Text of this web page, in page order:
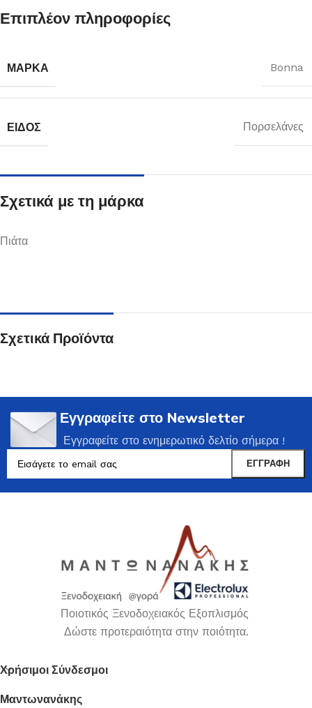
Επιπλέον πληροφορίες
ΜΆΡΚΑ Bonna
ΕΊΔΟΣ Πορσελάνες
Σχετικά με τη μάρκα
Πιάτα
Σχετικά Προϊόντα
Εγγραφείτε στο Newsletter
Εγγραφείτε στο ενημερωτικό δελτίο σήμερα !
Ποιοτικός Ξενοδοχειακός Εξοπλισμός
Δώστε προτεραιότητα στην ποιότητα.
Χρήσιμοι Σύνδεσμοι
Μαντωνανάκης